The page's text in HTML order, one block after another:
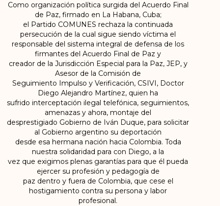
Como organización política surgida del Acuerdo Final
de Paz, firmado en La Habana, Cuba;
el Partido COMUNES rechaza la continuada
persecución de la cual sigue siendo víctima el
responsable del sistema integral de defensa de los
firmantes del Acuerdo Final de Paz y
creador de la Jurisdicción Especial para la Paz, JEP, y
Asesor de la Comisión de
Seguimiento Impulso y Verificación, CSIVI, Doctor
Diego Alejandro Martínez, quien ha
sufrido interceptación ilegal telefónica, seguimientos,
amenazas y ahora, montaje del
desprestigiado Gobierno de Iván Duque, para solicitar
al Gobierno argentino su deportación
desde esa hermana nación hacia Colombia. Toda
nuestra solidaridad para con Diego, a la
vez que exigimos plenas garantías para que él pueda
ejercer su profesión y pedagogía de
paz dentro y fuera de Colombia, que cese el
hostigamiento contra su persona y labor
profesional.